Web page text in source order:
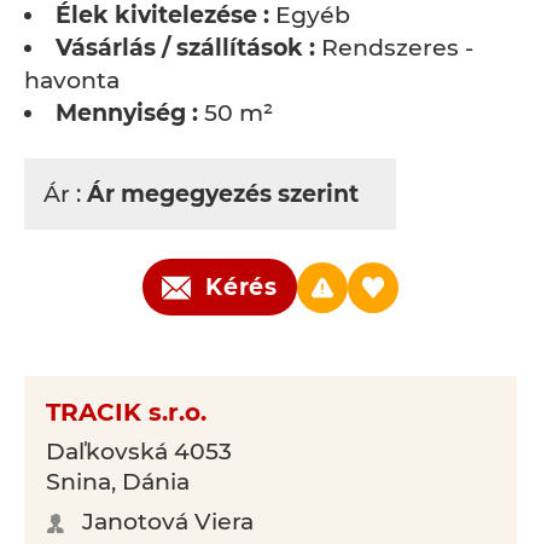
Élek kivitelezése : Egyéb
Vásárlás / szállítások : Rendszeres -
havonta
Mennyiség : 50 m²
Ár : Ár megegyezés szerint
Kérés
TRACIK s.r.o.
Daľkovská 4053
Snina, Dánia
Janotová Viera